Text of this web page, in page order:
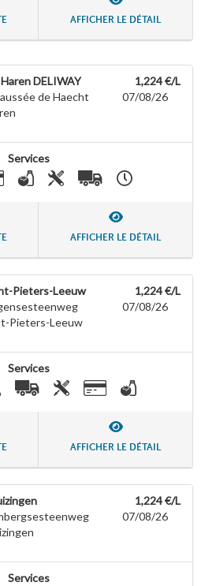
AFFICHER LE DÉTAIL
DELIWAY
de Haecht
1,224 €/L
07/08/26
Services
AFFICHER LE DÉTAIL
Pieters-Leeuw
Pieters-Leeuw
1,224 €/L
07/08/26
Services
AFFICHER LE DÉTAIL
1,224 €/L
07/08/26
Services